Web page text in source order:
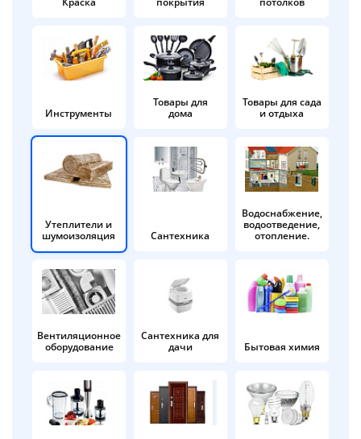
Инструменты
Товары для
дома
Товары для сада
и отдыха
Утеплители и
шумоизоляция
Сантехника
Водоснабжение,
водоотведение,
отопление.
Вентиляционное
оборудование
Сантехника для
дачи
Бытовая химия
в корзину
Оплачивайте сегодня только
25% картой любого банка
Получайте товар
выбранный способом
Оставшиеся
% будут
по25%каждые 2 недели
Подробнее
об оплате Плайтом